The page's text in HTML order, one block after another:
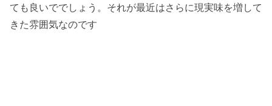
ても良いででしょう。それが最近はさらに現実味を増して
きた雰囲気なのです